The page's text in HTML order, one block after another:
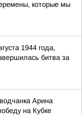
которые мы
1944 года,
битва за
Арина
на Кубке